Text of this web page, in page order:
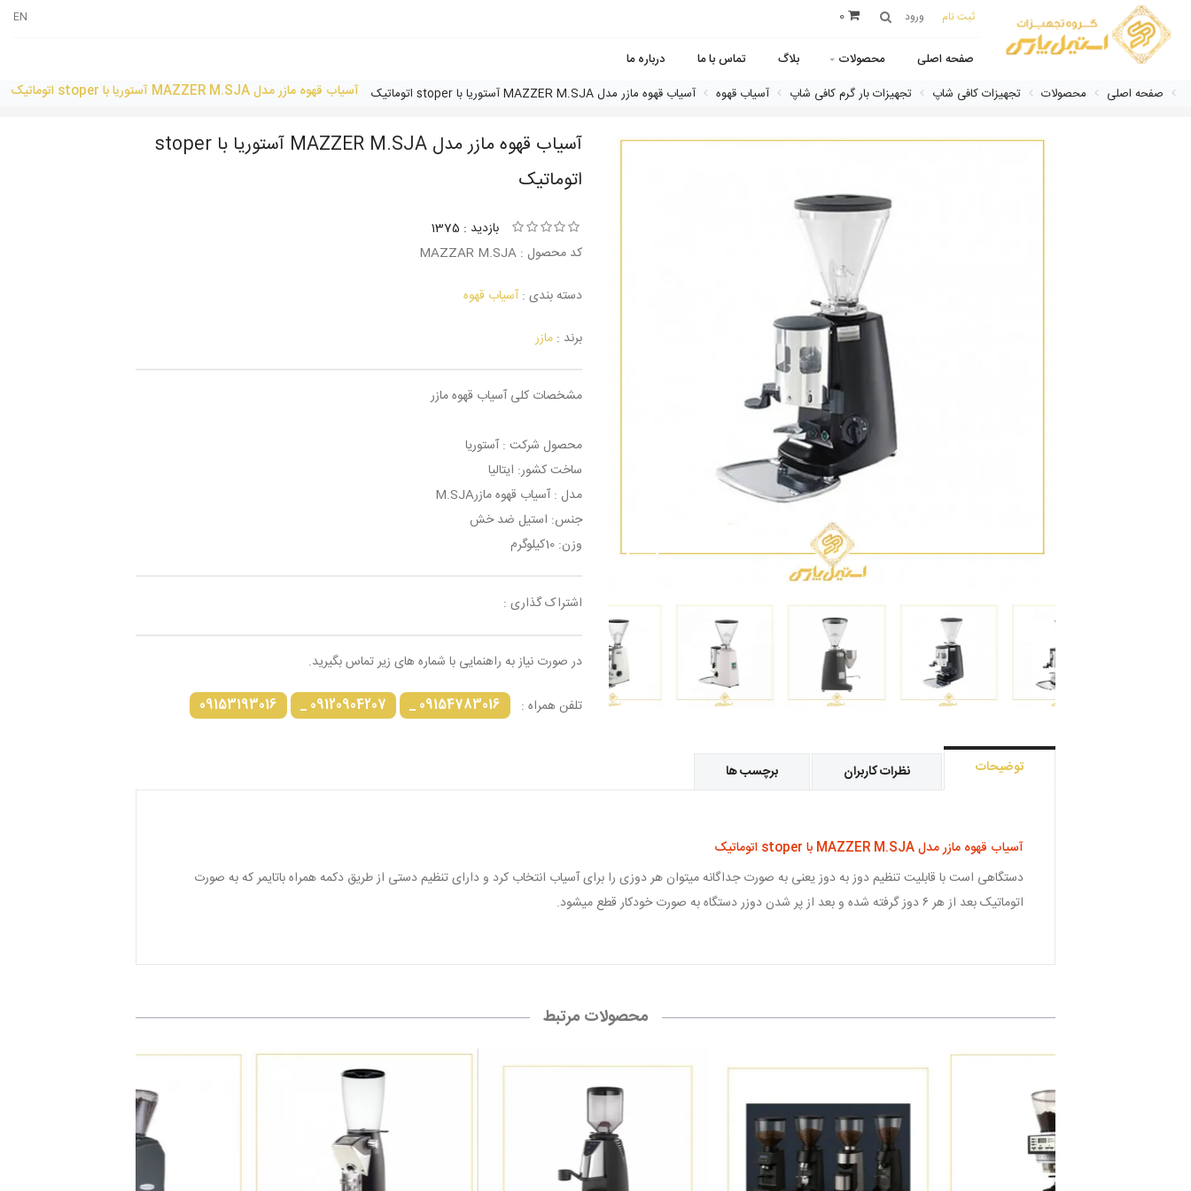
ثبت نام ورود 0
EN
صفحه اصلی محصولات بلاگ تماس با ما
درباره ما
صفحه اصلی
محصولات تجهیزات کافی شاپ تجهیزات بار گرم کافی شاپ آسیاب قهوه آسیاب قهوه مازر مدل MAZZER M.SJA آستوریا با stoper اتوماتیک آسیاب قهوه مازر مدل MAZZER M.SJA آستوریا با stoper اتوماتیک
آسیاب قهوه مازر مدل MAZZER M.SJA آستوریا با stoper
اتوماتیک
بازدید : 1375
کد محصول : MAZZAR M.SJA
دسته بندی :آسیاب قهوه
برند : مازر
مشخصات کلی آسیاب قهوه مازر
محصول شرکت : آستوریا
ساخت کشور: ایتالیا
مدل : آسیاب قهوه مازرM.SJA
جنس: استیل ضد خش
وزن: 10کیلوگرم
اشتراک گذاری :
در صورت نیاز به راهنمایی با شماره های زیر تماس بگیرید.
تلفن همراه : 09154783016 _
09120904207 _
09153193016
توضیحات نظرات کاربران برچسب ها
آسیاب قهوه مازر مدل MAZZER M.SJA با stoper اتوماتیک
دستگاهی است با قابلیت تنظیم دوز به دوز یعنی به صورت جداگانه میتوان هر دوزی را برای آسیاب انتخاب کرد و دارای تنظیم دستی از طریق دکمه همراه باتایمر که به صورت
اتوماتیک بعد از هر ۶ دوز گرفته شده و بعد از پر شدن دوزر دستگاه به صورت خودکار قطع میشود.
محصولات مرتبط